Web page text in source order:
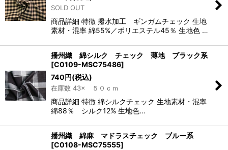
SOLD OUT
商品詳細 特徴 撥水加工 ギンガムチェック 生地
素材・混率 綿55%／ポリエステル45％ 生地色 …
播州織 綿シルク チェック 薄地 ブラック系
[C0109-MSC75486]
740円(税込)
在庫数 43× ５０ｃｍ
商品詳細 特徴 綿シルクチェック 生地素材・混率
綿88％ シルク12% 生地色…
播州織 綿麻 マドラスチェック ブルー系
[C0108-MSC75555]